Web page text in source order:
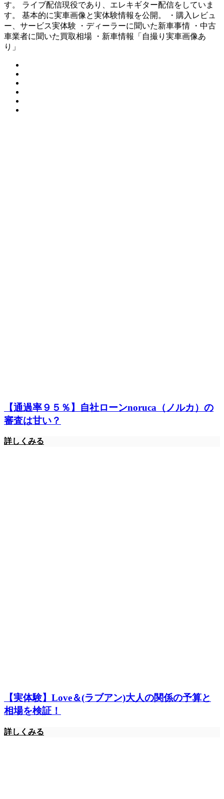
す。 ライブ配信現役であり、エレキギター配信をしていま
す。 基本的に実車画像と実体験情報を公開。 ・購入レビュ
ー、サービス実体験 ・ディーラーに聞いた新車事情 ・中古
車業者に聞いた買取相場 ・新車情報「自撮り実車画像あ
り」
【通過率９５％】自社ローンnoruca（ノルカ）の
審査は甘い？
詳しくみる
【実体験】Love＆(ラブアン)大人の関係の予算と
相場を検証！
詳しくみる